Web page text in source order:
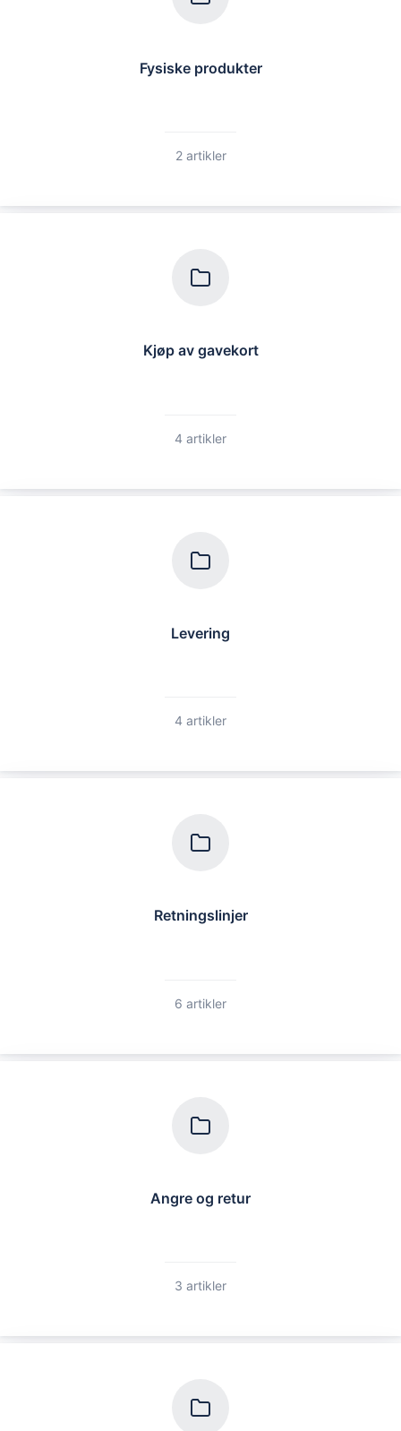
Fysiske produkter
2 artikler
Kjøp av gavekort
4 artikler
Levering
4 artikler
Retningslinjer
6 artikler
Angre og retur
3 artikler